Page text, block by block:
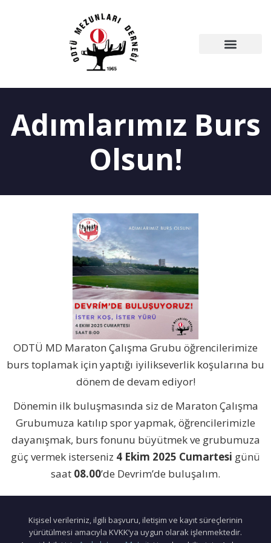
Adımlarımız Burs
Olsun!
ODTÜ MD Maraton Çalışma Grubu öğrencilerimize
burs toplamak için yaptığı iyilikseverlik koşularına bu
dönem de devam ediyor!
Dönemin ilk buluşmasında siz de Maraton Çalışma
Grubumuza katılıp spor yapmak, öğrencilerimizle
dayanışmak, burs fonunu büyütmek ve grubumuza
güç vermek isterseniz 4 Ekim 2025 Cumartesi günü
saat 08.00’de Devrim’de buluşalım.
Kişisel verileriniz, ilgili başvuru, iletişim ve kayıt süreçlerinin
yürütülmesi amacıyla KVKK’ya uygun olarak işlenmektedir.